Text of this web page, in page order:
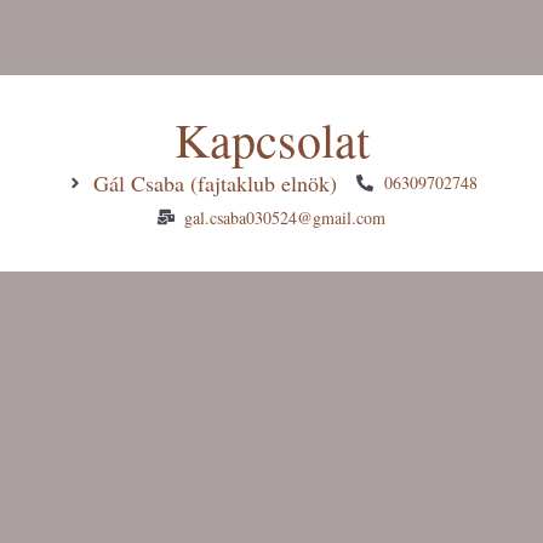
Kapcsolat
Gál Csaba (fajtaklub elnök)
06309702748
gal.csaba030524@gmail.com